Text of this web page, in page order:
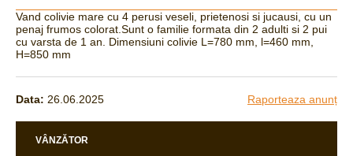
Vand colivie mare cu 4 perusi veseli, prietenosi si jucausi, cu un
penaj frumos colorat.Sunt o familie formata din 2 adulti si 2 pui
cu varsta de 1 an. Dimensiuni colivie L=780 mm, l=460 mm,
H=850 mm
Data: 26.06.2025 Raporteaza anunț
VÂNZĂTOR